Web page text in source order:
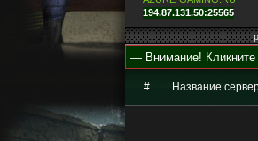
194.87.131.50:25565
— Внимание! Кликните
# Название